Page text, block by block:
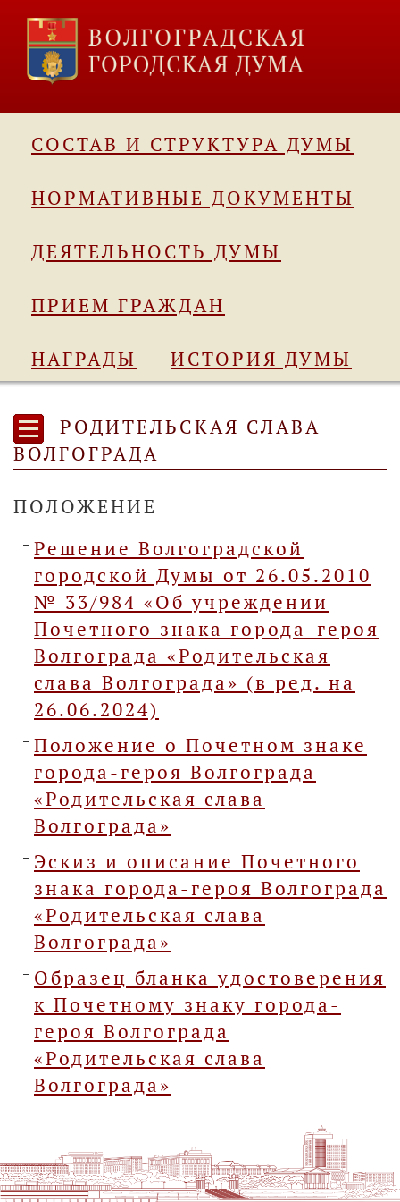
СОСТАВ И СТРУКТУРА ДУМЫ
НОРМАТИВНЫЕ ДОКУМЕНТЫ
ДЕЯТЕЛЬНОСТЬ ДУМЫ
ПРИЕМ ГРАЖДАН
НАГРАДЫ ИСТОРИЯ ДУМЫ
РОДИТЕЛЬСКАЯ СЛАВА
ВОЛГОГРАДА
ПОЛОЖЕНИЕ
Решение Волгоградской
городской Думы от 26.05.2010
№ 33/984 «Об учреждении
Почетного знака города-героя
Волгограда «Родительская
слава Волгограда» (в ред. на
26.06.2024)
Положение о Почетном знаке
города-героя Волгограда
«Родительская слава
Волгограда»
Эскиз и описание Почетного
знака города-героя Волгограда
«Родительская слава
Волгограда»
Образец бланка удостоверения
к Почетному знаку города-
героя Волгограда
«Родительская слава
Волгограда»